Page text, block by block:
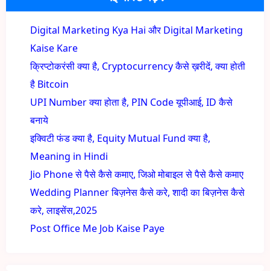
Digital Marketing Kya Hai और Digital Marketing
Kaise Kare
क्रिप्टोकरंसी क्या है, Cryptocurrency कैसे ख़रीदें, क्या होती
है Bitcoin
UPI Number क्या होता है, PIN Code यूपीआई, ID कैसे
बनाये
इक्विटी फंड क्या है, Equity Mutual Fund क्या है,
Meaning in Hindi
Jio Phone से पैसे कैसे कमाए, जिओ मोबाइल से पैसे कैसे कमाए
Wedding Planner बिज़नेस कैसे करे, शादी का बिज़नेस कैसे
करे, लाइसेंस,2025
Post Office Me Job Kaise Paye